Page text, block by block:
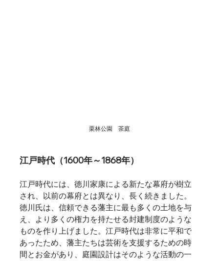
栗林公園　茶庭
江戸時代（1600年～1868年）
江戸時代には、徳川家康による新たな幕府が樹立
され、以前の幕府とは異なり、長く続きました。
徳川氏は、信頼できる藩主に最も多くの土地を与
え、より多くの権力を持たせる封建制度のような
ものを作り上げました。江戸時代は非常に平和で
あったため、藩主たちは芸術を支援するための時
間とお金があり、庭園設計はそのような活動の一